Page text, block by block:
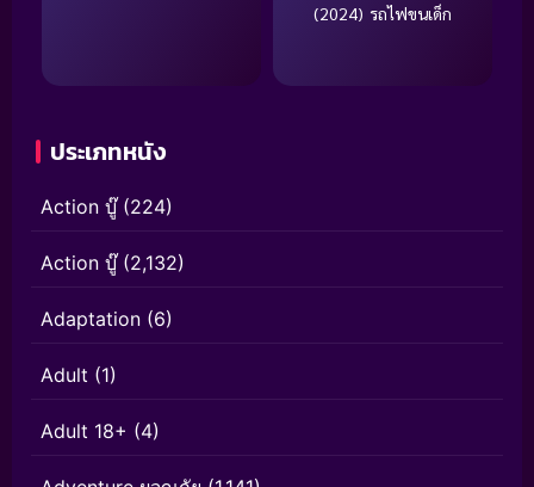
(2024) รถไฟขนเด็ก
ประเภทหนัง
Action บู๊(224)
Action บู๊(2,132)
Adaptation (6)
Adult (1)
Adult 18+ (4)